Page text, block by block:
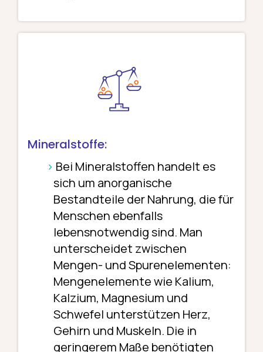
Mineralstoffe:
Bei Mineralstoffen handelt es
sich um anorganische
Bestandteile der Nahrung, die für
Menschen ebenfalls
lebensnotwendig sind. Man
unterscheidet zwischen
Mengen- und Spurenelementen:
Mengenelemente wie Kalium,
Kalzium, Magnesium und
Schwefel unterstützen Herz,
Gehirn und Muskeln. Die in
geringerem Maße benötigten